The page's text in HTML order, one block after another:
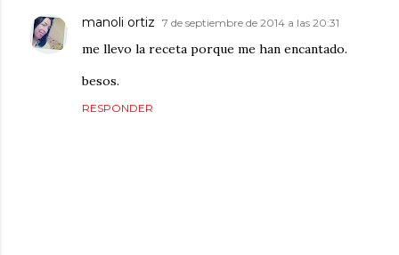
manoli ortiz 7 de septiembre de 2014 a las 20:31
me llevo la receta porque me han encantado.
besos.
RESPONDER